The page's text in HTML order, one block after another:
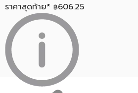
ราคาสุดท้าย* ฿606.25